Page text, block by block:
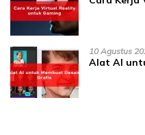
10 Agustus
Alat AI